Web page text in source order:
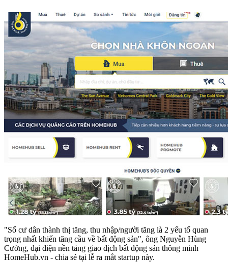
"Số cư dân thành thị tăng, thu nhập/người tăng là 2 yếu tố quan
trọng nhất khiến tăng cầu về bất động sản", ông Nguyễn Hùng
Cường, đại diện nền tảng giao dịch bất động sản thông minh
HomeHub.vn - chia sẻ tại lễ ra mắt startup này.